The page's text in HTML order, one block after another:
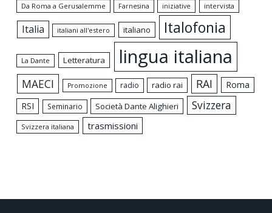
Da Roma a Gerusalemme
Farnesina iniziative intervista
Italia italiani all'estero italiano Italofonia
La Dante Letteratura lingua italiana
MAECI Promozione radio radio rai RAI
Roma
RSI
Seminario Società Dante Alighieri Svizzera
Svizzera italiana trasmissioni